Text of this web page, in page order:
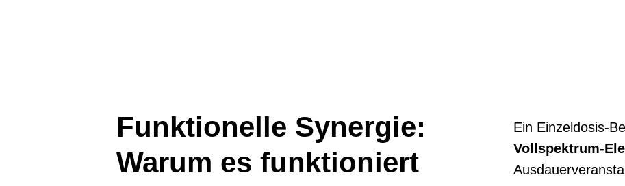
Funktionelle Synergie:
Warum es funktioniert
Ein Einzeldosis-
Vollspektrum-